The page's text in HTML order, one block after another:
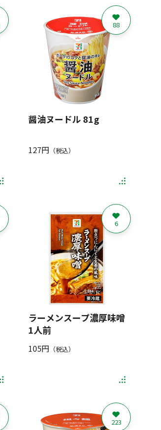
醤油ヌードル 81g
127円 （税込）
88
ラーメンスープ濃厚味噌
1人前
105円 （税込）
6
223